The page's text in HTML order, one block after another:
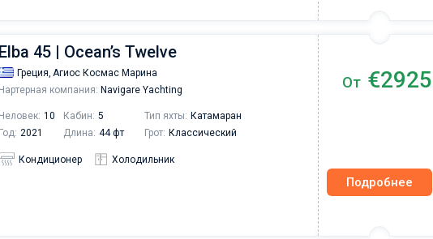
Elba 45 | Ocean’s Twelve
Греция, Агиос Космас Марина
Чартерная компания: Navigare Yachting
Человек: 10 Кабин: 5 Тип яхты: Катамаран
Год: 2021 Длина: 44 фт Грот: Классический
Кондиционер Холодильник
От €2925
Подробнее